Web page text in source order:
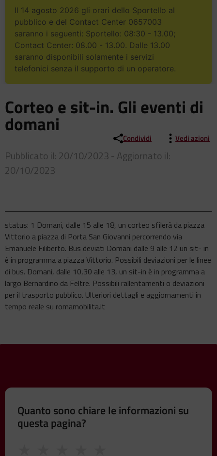
Il 14 agosto 2026 gli orari dello Sportello al
pubblico e del Contact Center 0657003
saranno i seguenti: Sportello: 08:30 - 13.00;
Contact Center: 08.00 - 13.00. Dalle 13.00
saranno disponibili solamente i servizi
telefonici senza il supporto di un operatore.
Corteo e sit-in. Gli eventi di
domani
Condividi Vedi azioni
Pubblicato il: 20/10/2023 - Aggiornato il:
20/10/2023
status: 1 Domani, dalle 15 alle 18, un corteo sfilerà da piazza
Vittorio a piazza di Porta San Giovanni percorrendo via
Emanuele Filiberto. Bus deviati Domani dalle 9 alle 12 un sit- in
è in programma a piazza Vittorio. Possibili deviazioni per le linee
di bus. Domani, dalle 10,30 alle 13, un sit-in è in programma a
largo Bernardino da Feltre. Possibili rallentamenti o deviazioni
per il trasporto pubblico. Ulteriori dettagli e aggiornamenti in
tempo reale su romamobilita.it
Quanto sono chiare le informazioni su
questa pagina?